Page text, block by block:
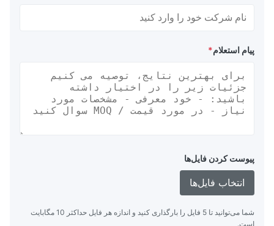
پیام استعلام*
پیوست کردن فایل‌ها
انتخاب فایل‌ها
شما می‌توانید تا 5 فایل را بارگذاری کنید و اندازه هر فایل حداکثر 10 مگابایت